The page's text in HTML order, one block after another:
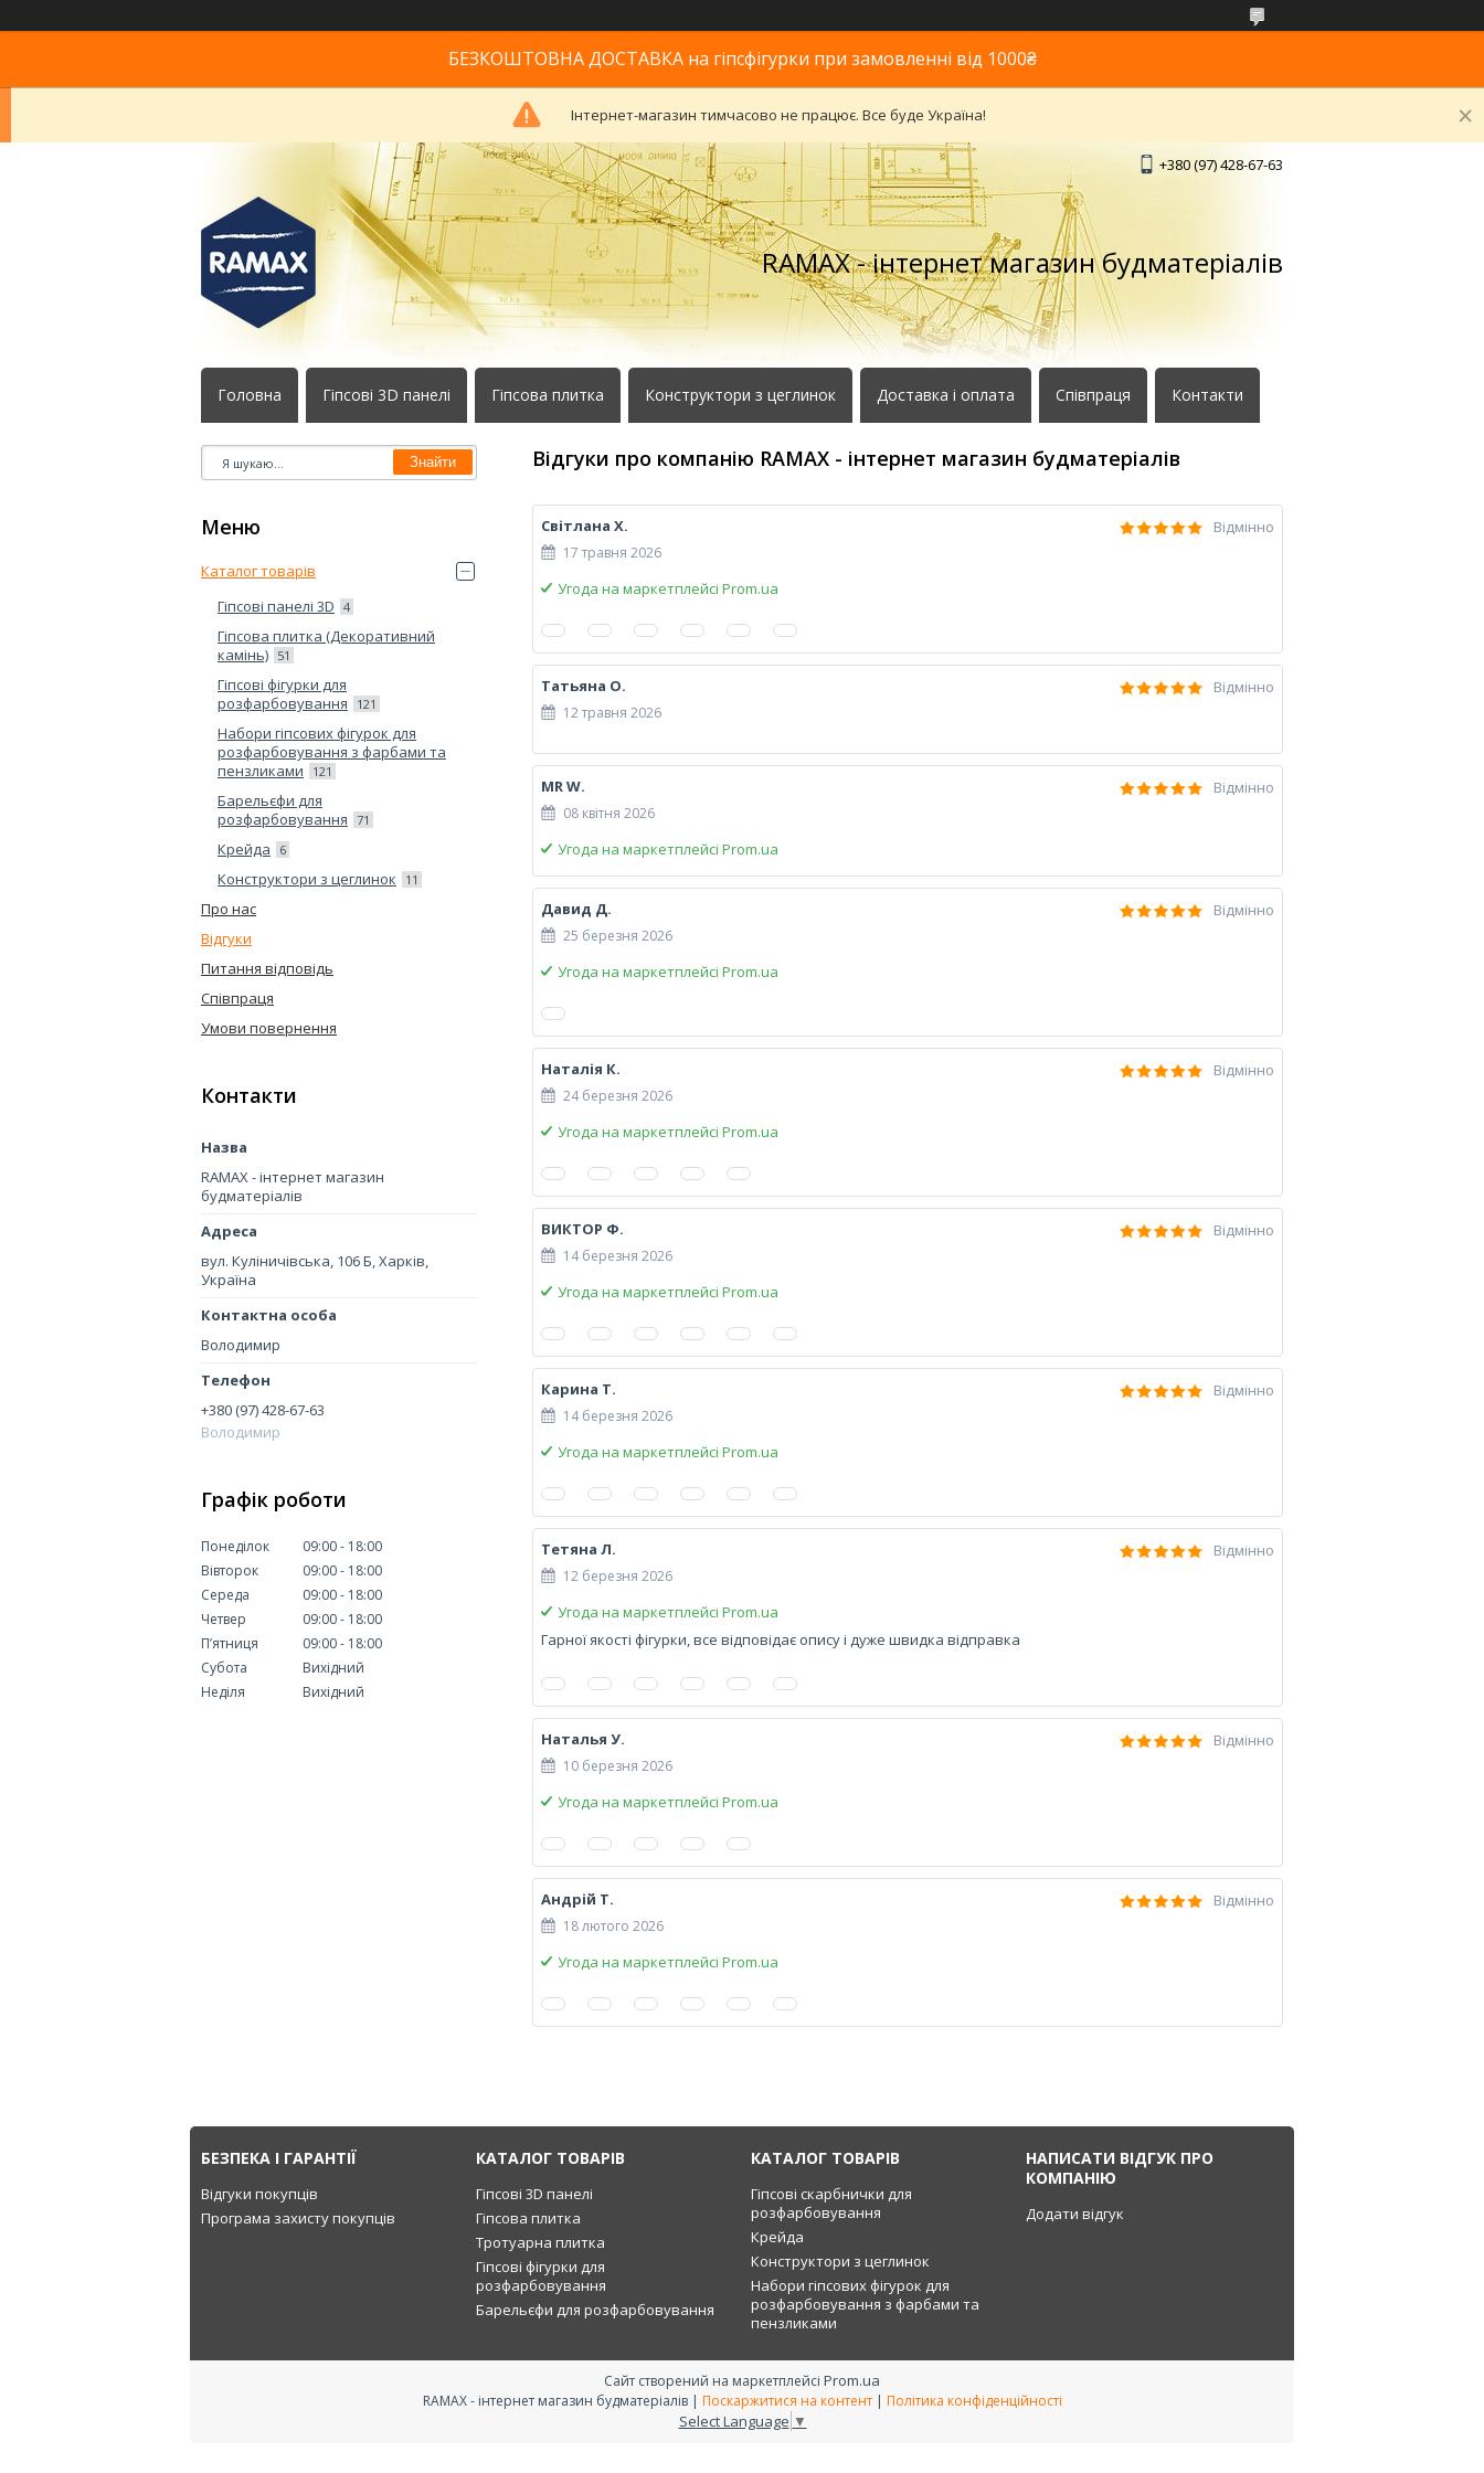
БЕЗКОШТОВНА ДОСТАВКА на гіпсфігурки при замовленні від 1000₴
Інтернет-магазин тимчасово не працює. Все буде Україна!
+380 (97) 428-67-63
RAMAX - інтернет магазин будматеріалів
Головна Гіпсові 3D панелі Гіпсова плитка Конструктори з цеглинок Доставка і оплата Співпраця Контакти
Відгуки про компанію RAMAX - інтернет магазин будматеріалів
Світлана Х.
17 травня 2026
Відмінно
Угода на маркетплейсі Prom.ua
Татьяна О.
12 травня 2026
Відмінно
MR W.
08 квітня 2026
Відмінно
Угода на маркетплейсі Prom.ua
Давид Д.
25 березня 2026
Відмінно
Угода на маркетплейсі Prom.ua
Наталія К.
24 березня 2026
Відмінно
Угода на маркетплейсі Prom.ua
ВИКТОР Ф.
14 березня 2026
Відмінно
Угода на маркетплейсі Prom.ua
Карина Т.
14 березня 2026
Відмінно
Угода на маркетплейсі Prom.ua
Тетяна Л.
12 березня 2026
Відмінно
Угода на маркетплейсі Prom.ua
Гарної якості фігурки, все відповідає опису і дуже швидка відправка
Наталья У.
10 березня 2026
Відмінно
Угода на маркетплейсі Prom.ua
Андрій Т.
18 лютого 2026
Відмінно
Угода на маркетплейсі Prom.ua
Знайти
Каталог товарів
Гіпсові панелі 3D 4
Гіпсова плитка (Декоративний
камінь) 51
Гіпсові фігурки для
розфарбовування
121
Набори гіпсових фігурок для
розфарбовування з фарбами та
пензликами
121
Барельєфи для
розфарбовування 71
Крейда 6
Конструктори з цеглинок 11
Про нас
Відгуки
Питання відповідь
Співпраця
Умови повернення
Контакти
RAMAX - інтернет магазин
будматеріалів
вул. Куліничівська, 106 Б, Харків,
Україна
Володимир
+380 (97) 428-67-63
Володимир
Графік роботи
Понеділок 09:00
18:00
Вівторок
09:00
18:00
Середа
09:00
18:00
Четвер
09:00
18:00
Пʼятниця
09:00
18:00
Субота
Вихідний
Неділя
Вихідний
БЕЗПЕКА І ГАРАНТІЇ
Відгуки покупців
Програма захисту покупців
КАТАЛОГ ТОВАРІВ
Гіпсові 3D панелі
Гіпсова плитка
Тротуарна плитка
Гіпсові фігурки для
розфарбовування
Барельєфи для розфарбовування
КАТАЛОГ ТОВАРІВ
Гіпсові скарбнички для
розфарбовування
Крейда
Конструктори з цеглинок
Набори гіпсових фігурок для
розфарбовування з фарбами та
пензликами
НАПИСАТИ ВІДГУК ПРО
КОМПАНІЮ
Додати відгук
Сайт створений на маркетплейсі Prom.ua
RAMAX - інтернет магазин будматеріалів | Поскаржитися на контент | Політика конфіденційності
Select Language ▼